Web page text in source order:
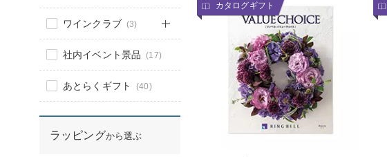
ワインクラブ (3)
社内イベント景品 (17)
あとらくギフト (40)
ラッピングから選ぶ
カタログギフト